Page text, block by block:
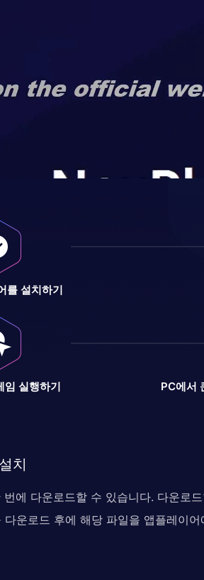
를 설치하기
임 실행하기
PC에서
치
에 다운로드할 수 있습니다. 다운로
운로드 후에 해당 파일을 앱플레이